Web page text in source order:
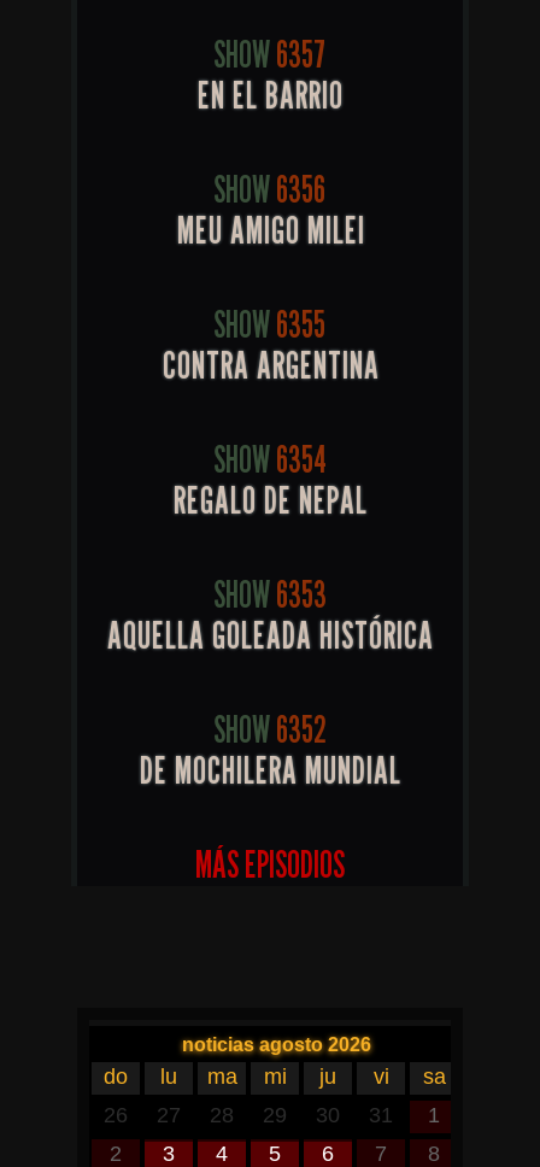
SHOW6357
EN EL BARRIO
SHOW6356
MEU AMIGO MILEI
SHOW6355
CONTRA ARGENTINA
SHOW6354
REGALO DE NEPAL
SHOW6353
AQUELLA GOLEADA HISTÓRICA
SHOW6352
DE MOCHILERA MUNDIAL
MÁS EPISODIOS